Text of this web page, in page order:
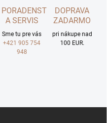
PORADENSTVO
A SERVIS
Sme tu pre vás
+421 905 754
948
DOPRAVA
ZADARMO
pri nákupe nad
100 EUR.